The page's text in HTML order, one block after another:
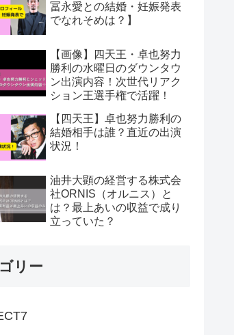
冨永愛との結婚・妊娠発表
でなれそめは？】
【画像】四天王・卓也努力
勝利の水曜日のダウンタウ
ン出演内容！次世代リアク
ション王選手権で活躍！
【四天王】卓也努力勝利の
結婚相手は誰？直近の出演
状況！
油井大顕の経営する株式会
社ORNIS（オルニス）と
は？最上あいの収益で成り
立っていた？
リー